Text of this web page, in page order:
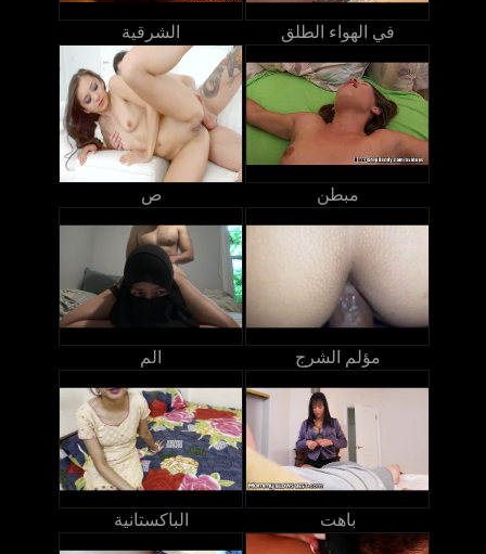
الشرقية في الهواء الطلق
ص مبطن
الم مؤلم الشرج
الباكستانية باهت